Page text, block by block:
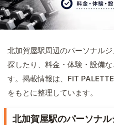
北加賀屋駅周辺のパーソナル
探したり、料金・体験・設備
す。掲載情報は、FIT
をもとに整理しています。
北加賀屋駅のパーソナル